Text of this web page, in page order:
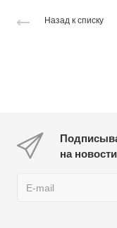
Назад к списку
на